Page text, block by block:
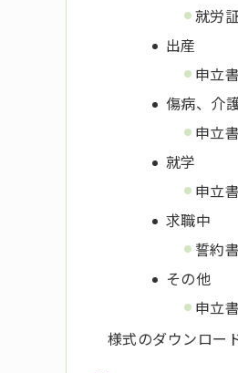
就労
出産
申立
傷病、介
申立
就学
申立
求職中
誓約書
その他
申立書
様式のダウンロー